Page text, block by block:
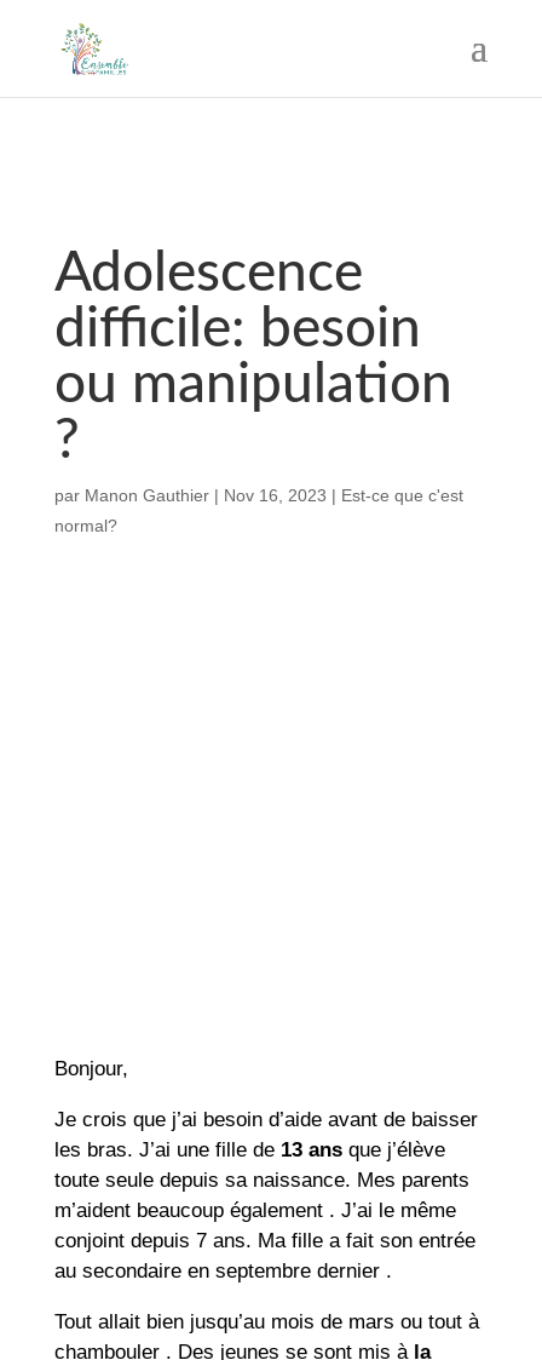
Adolescence
difficile: besoin
ou manipulation
?
par Manon Gauthier| Nov 16, 2023 | Est-ce que c'est
normal?
Bonjour,
Je crois que j’ai besoin d’aide avant de baisser
les bras. J’ai une fille de 13 ansque j’élève
toute seule depuis sa naissance. Mes parents
m’aident beaucoup également . J’ai le même
conjoint depuis 7 ans. Ma fille a fait son entrée
au secondaire en septembre dernier .
Tout allait bien jusqu’au mois de mars ou tout à
chambouler . Des jeunes se sont mis à la